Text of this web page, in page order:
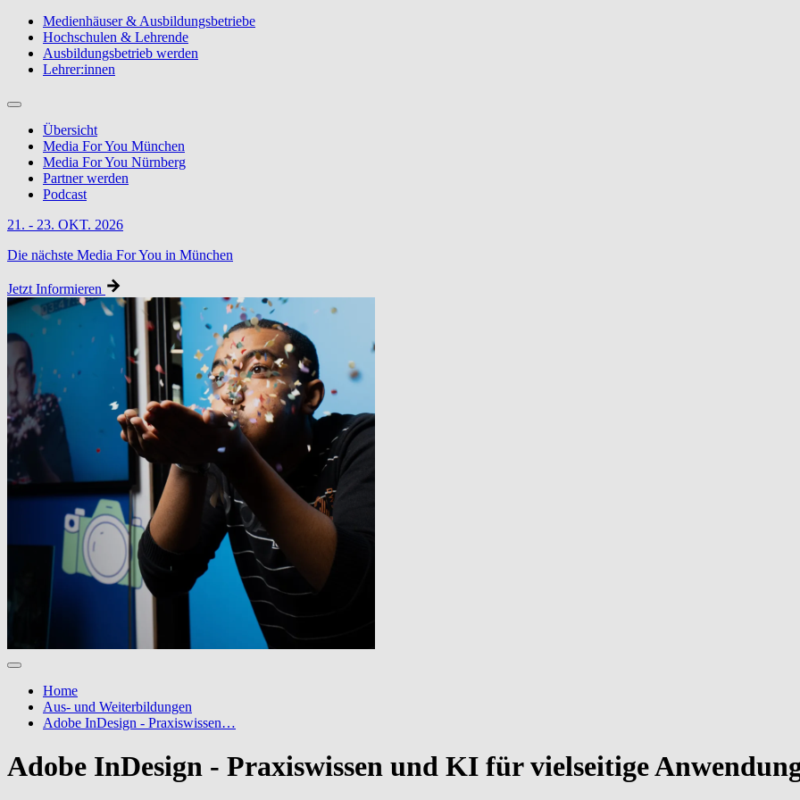
Medienhäuser & Ausbildungsbetriebe
Hochschulen & Lehrende
Ausbildungsbetrieb werden
Lehrer:innen
Übersicht
Media For You München
Media For You Nürnberg
Partner werden
Podcast
21. - 23. OKT. 2026
Die nächste Media For You in München
Jetzt Informieren
Home
Aus- und Weiterbildungen
Adobe InDesign - Praxiswissen…
Adobe InDesign - Praxiswissen und KI für vielseitige